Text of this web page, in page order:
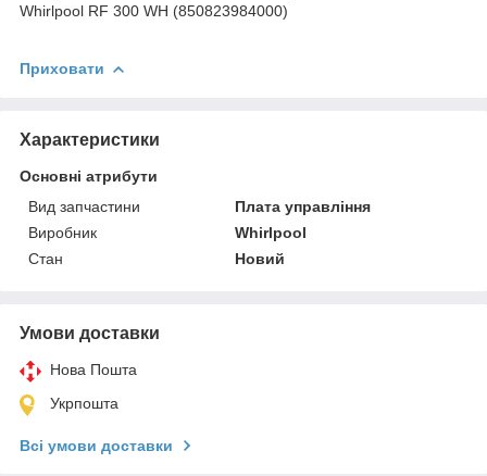
Whirlpool RF 300 WH (850823984000)
Приховати
Характеристики
Основні атрибути
Вид запчастини
Плата управління
Виробник
Whirlpool
Стан
Новий
Умови доставки
Нова Пошта
Укрпошта
Всі умови доставки